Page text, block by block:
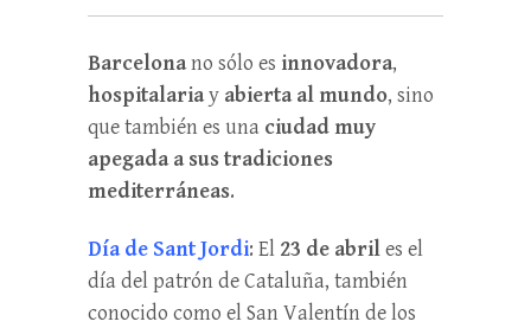
Barcelonano sólo es innovadora,
hospitalariay abierta al mundo, sino
que también es una ciudad muy
apegada a sus tradiciones
mediterráneas.
Día de Sant Jordi: El 23 de abriles el
día del patrón de Cataluña, también
conocido como el San Valentín de los